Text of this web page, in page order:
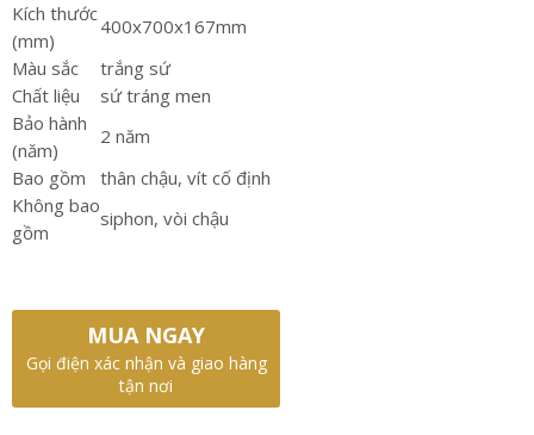
Kích thước
(mm)
400x700x167mm
Màu sắc
trắng sứ
Chất liệu
sứ tráng men
Bảo hành
(năm)
2 năm
Bao gồm
thân chậu, vít cố định
Không bao
gồm
siphon, vòi chậu
MUA NGAY
Gọi điện xác nhận và giao hàng
tận nơi